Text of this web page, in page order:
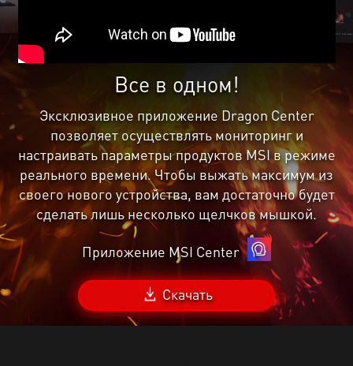
Все в одном!
Эксклюзивное приложение Dragon Center
позволяет осуществлять мониторинг и
настраивать параметры продуктов MSI в режиме
реального времени. Чтобы выжать максимум из
своего нового устройства, вам достаточно будет
сделать лишь несколько щелчков мышкой.
Приложение MSI Center
Скачать